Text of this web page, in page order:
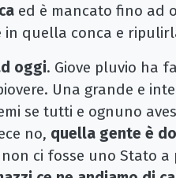
ed è mancato fino ad
in quella conca e
oggi. Giove pluvio ha
Una grande e
se tutti e ognuno
no, quella gente è
non ci fosse uno Stato a